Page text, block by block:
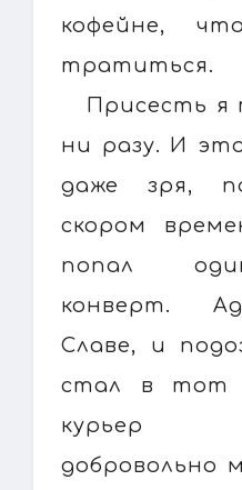
кофейне,
тратиться.
Присесть я
ни разу. И
даже зря,
скором
попал
конверт.
Славе, и
стал в тот
курьер
добровольно